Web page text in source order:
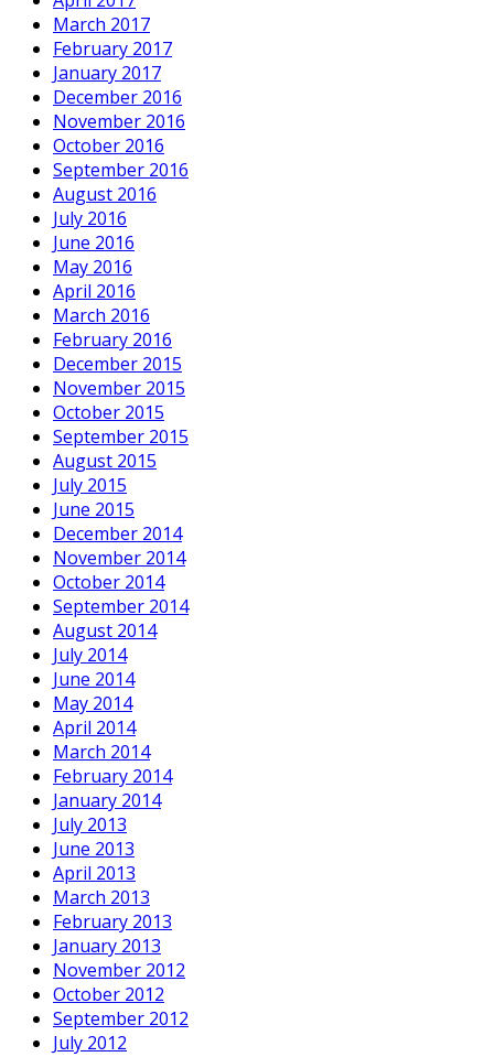
March 2017
February 2017
January 2017
December 2016
November 2016
October 2016
September 2016
August 2016
July 2016
June 2016
May 2016
April 2016
March 2016
February 2016
December 2015
November 2015
October 2015
September 2015
August 2015
July 2015
June 2015
December 2014
November 2014
October 2014
September 2014
August 2014
July 2014
June 2014
May 2014
April 2014
March 2014
February 2014
January 2014
July 2013
June 2013
April 2013
March 2013
February 2013
January 2013
November 2012
October 2012
September 2012
July 2012